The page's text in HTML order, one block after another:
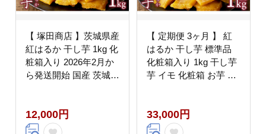
【 塚田商店 】茨城県産
紅はるか 干し芋 1kg 化
粧箱入り 2026年2月か
ら発送開始 国産 茨城
いも イモ 工場直送 マ
ツコの知らない世界
12,000円
【 定期便 3ヶ月 】 紅
はるか 干し芋 標準品
化粧箱入り 1kg 干し芋
芋 イモ 化粧箱 お芋 薩
子 和菓子 グルメ おや
つ マツコの知らない世
33,000円